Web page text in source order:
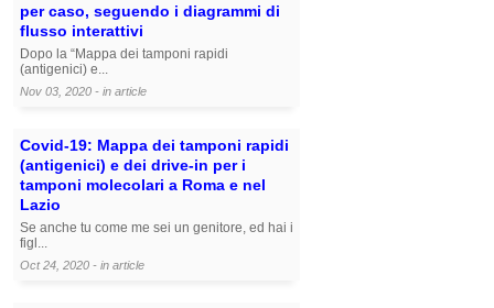
per caso, seguendo i diagrammi di
flusso interattivi
Dopo la “Mappa dei tamponi rapidi
(antigenici) e...
Nov 03, 2020 - in article
Covid-19: Mappa dei tamponi rapidi
(antigenici) e dei drive-in per i
tamponi molecolari a Roma e nel
Lazio
Se anche tu come me sei un genitore, ed hai i
figl...
Oct 24, 2020 - in article